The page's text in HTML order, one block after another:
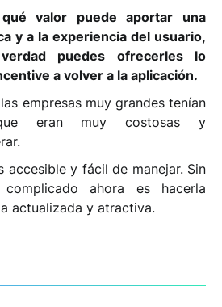
valor puede aportar una
y a la experiencia del usuario,
puedes ofrecerles lo
a volver a la aplicación.
empresas muy grandes tenían
eran muy costosas y
accesible y fácil de manejar. Sin
ahora es hacerla
actualizada y atractiva.